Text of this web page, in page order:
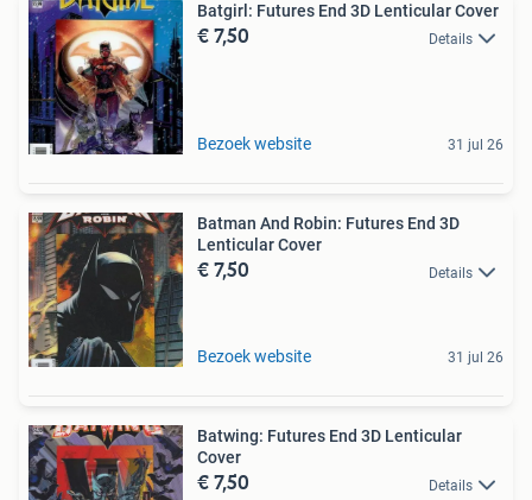
Batgirl: Futures End 3D Lenticular Cover
€ 7,50 Details
Bezoek website 31 jul 26
Batman And Robin: Futures End 3D
Lenticular Cover
€ 7,50 Details
Bezoek website 31 jul 26
Batwing: Futures End 3D Lenticular
Cover
€ 7,50 Details